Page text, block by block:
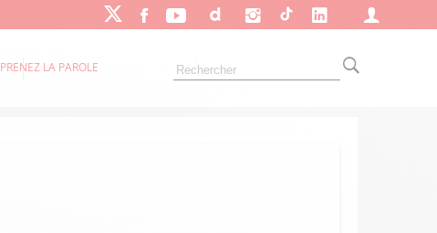
PRENEZ LA PAROLE